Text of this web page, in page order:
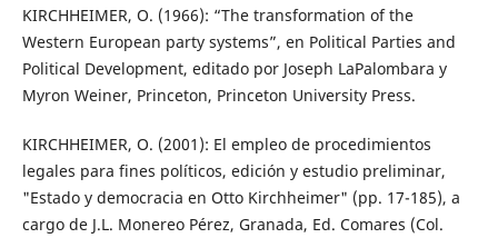
KIRCHHEIMER, O. (1966): “The transformation of the
Western European party systems”, en Political Parties and
Political Development, editado por Joseph LaPalombara y
Myron Weiner, Princeton, Princeton University Press.
KIRCHHEIMER, O. (2001): El empleo de procedimientos
legales para fines políticos, edición y estudio preliminar,
"Estado y democracia en Otto Kirchheimer" (pp. 17-185), a
cargo de J.L. Monereo Pérez, Granada, Ed. Comares (Col.